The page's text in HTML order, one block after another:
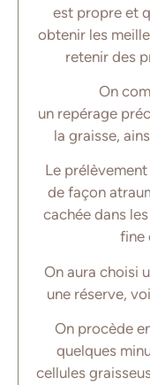
est propre et
obtenir les
retenir des
On
un repérage
la graisse,
Le
de façon
cachée dans
fine
On aura choisi
une réserve,
On procède
quelques
cellules